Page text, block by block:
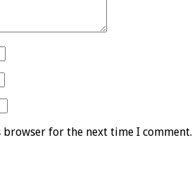
browser for the next time I comment.